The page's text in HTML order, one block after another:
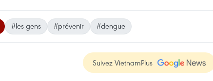
#les gens #prévenir #dengue
Suivez VietnamPlus